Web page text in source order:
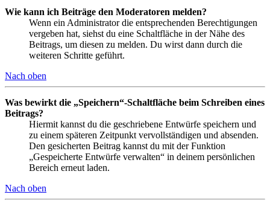
Wie kann ich Beiträge den Moderatoren melden?
Wenn ein Administrator die entsprechenden Berechtigungen
vergeben hat, siehst du eine Schaltfläche in der Nähe des
Beitrags, um diesen zu melden. Du wirst dann durch die
weiteren Schritte geführt.
Nach oben
Was bewirkt die „Speichern“-Schaltfläche beim Schreiben eines
Beitrags?
Hiermit kannst du die geschriebene Entwürfe speichern und
zu einem späteren Zeitpunkt vervollständigen und absenden.
Den gesicherten Beitrag kannst du mit der Funktion
„Gespeicherte Entwürfe verwalten“ in deinem persönlichen
Bereich erneut laden.
Nach oben